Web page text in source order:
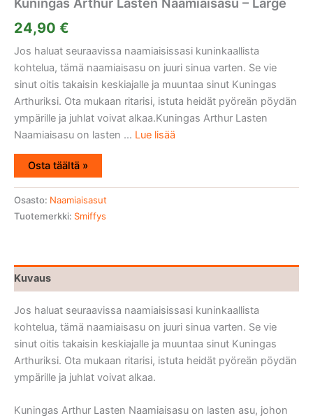
24,90 €
Jos haluat seuraavissa naamiaisissasi kuninkaallista
kohtelua, tämä naamiaisasu on juuri sinua varten. Se vie
sinut oitis takaisin keskiajalle ja muuntaa sinut Kuningas
Arthuriksi. Ota mukaan ritarisi, istuta heidät pyöreän pöydän
ympärille ja juhlat voivat alkaa.Kuningas Arthur Lasten
Naamiaisasu on lasten ... Lue lisää
Osta täältä »
Osasto: Naamiaisasut
Tuotemerkki: Smiffys
Kuvaus
Jos haluat seuraavissa naamiaisissasi kuninkaallista
kohtelua, tämä naamiaisasu on juuri sinua varten. Se vie
sinut oitis takaisin keskiajalle ja muuntaa sinut Kuningas
Arthuriksi. Ota mukaan ritarisi, istuta heidät pyöreän pöydän
ympärille ja juhlat voivat alkaa.
Kuningas Arthur Lasten Naamiaisasu on lasten asu, johon